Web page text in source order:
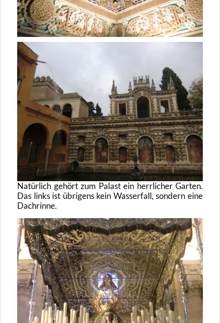
Na­tür­lich ge­hört zum Pa­last ein herr­li­cher Gar­ten.
Das links ist üb­ri­gens kein Was­ser­fall, son­dern eine
Dach­rin­ne.